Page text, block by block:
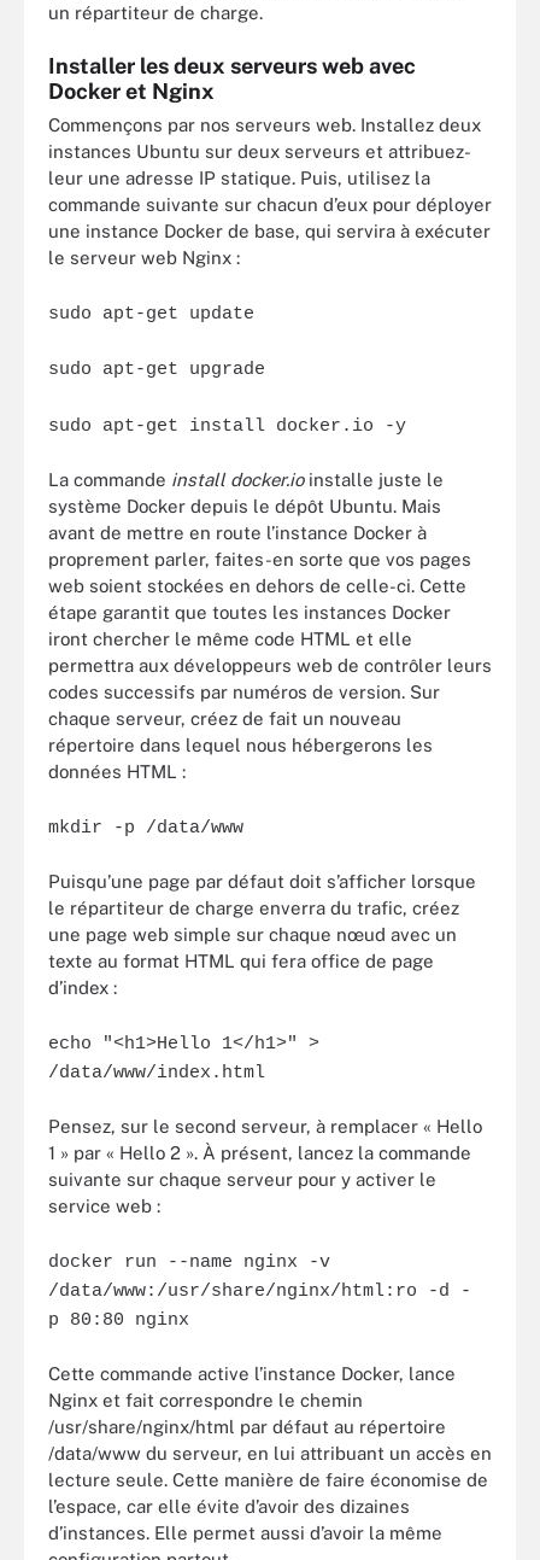
un répartiteur de charge.
Installer les deux serveurs web avec
Docker et Nginx
Commençons par nos serveurs web. Installez deux
instances Ubuntu sur deux serveurs et attribuez-
leur une adresse IP statique. Puis, utilisez la
commande suivante sur chacun d’eux pour déployer
une instance Docker de base, qui servira à exécuter
le serveur web Nginx :
sudo apt-get update
sudo apt-get upgrade
sudo apt-get install docker.io -y
La commande install docker.ioinstalle juste le
système Docker depuis le dépôt Ubuntu. Mais
avant de mettre en route l’instance Docker à
proprement parler, faites-en sorte que vos pages
web soient stockées en dehors de celle-ci. Cette
étape garantit que toutes les instances Docker
iront chercher le même code HTML et elle
permettra aux développeurs web de contrôler leurs
codes successifs par numéros de version. Sur
chaque serveur, créez de fait un nouveau
répertoire dans lequel nous hébergerons les
données HTML :
mkdir -p /data/www
Puisqu’une page par défaut doit s’afficher lorsque
le répartiteur de charge enverra du trafic, créez
une page web simple sur chaque nœud avec un
texte au format HTML qui fera office de page
d’index :
echo "<h1>Hello 1</h1>" >
/data/www/index.html
Pensez, sur le second serveur, à remplacer « Hello
1 » par « Hello 2 ». À présent, lancez la commande
suivante sur chaque serveur pour y activer le
service web :
docker run --name nginx -v
/data/www:/usr/share/nginx/html:ro -d -
p 80:80 nginx
Cette commande active l’instance Docker, lance
Nginx et fait correspondre le chemin
/usr/share/nginx/html par défaut au répertoire
/data/www du serveur, en lui attribuant un accès en
lecture seule. Cette manière de faire économise de
l’espace, car elle évite d’avoir des dizaines
d’instances. Elle permet aussi d’avoir la même